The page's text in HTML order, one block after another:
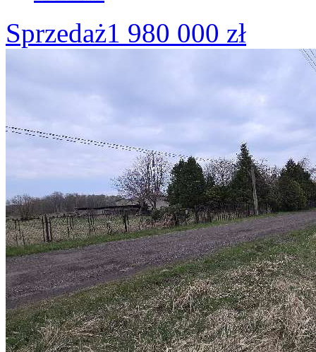
Sprzedaż1 980 000 zł